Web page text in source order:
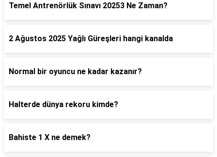
Temel Antrenörlük Sınavı 20253 Ne Zaman?
2 Ağustos 2025 Yağlı Güreşleri hangi kanalda
Normal bir oyuncu ne kadar kazanır?
Halterde dünya rekoru kimde?
Bahiste 1 X ne demek?